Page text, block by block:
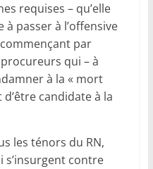
requises – qu’elle
à passer à l’offensive
par
qui – à
à la « mort
candidate à la
les ténors du RN,
s’insurgent contre